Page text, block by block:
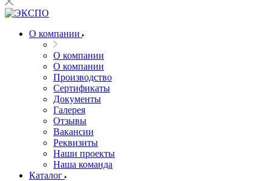
О компании
О компании
О компании
Производство
Сертификаты
Документы
Галерея
Отзывы
Вакансии
Реквизиты
Наши проекты
Наша команда
Каталог